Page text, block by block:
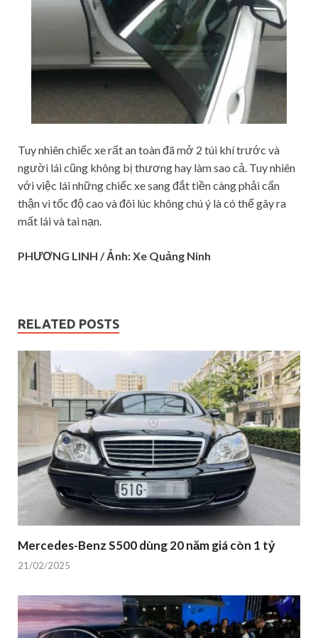
Tuy nhiên chiếc xe rất an toàn đã mở 2 túi khí trước và
người lái cũng không bị thương hay làm sao cả. Tuy nhiên
với việc lái những chiếc xe sang đắt tiền càng phải cẩn
thận vì tốc độ cao và đôi lúc không chú ý là có thể gây ra
mất lái và tai nạn.
PHƯƠNG LINH / Ảnh: Xe Quảng Ninh
RELATED POSTS
Mercedes-Benz S500 dùng 20 năm giá còn 1 tỷ
21/02/2025